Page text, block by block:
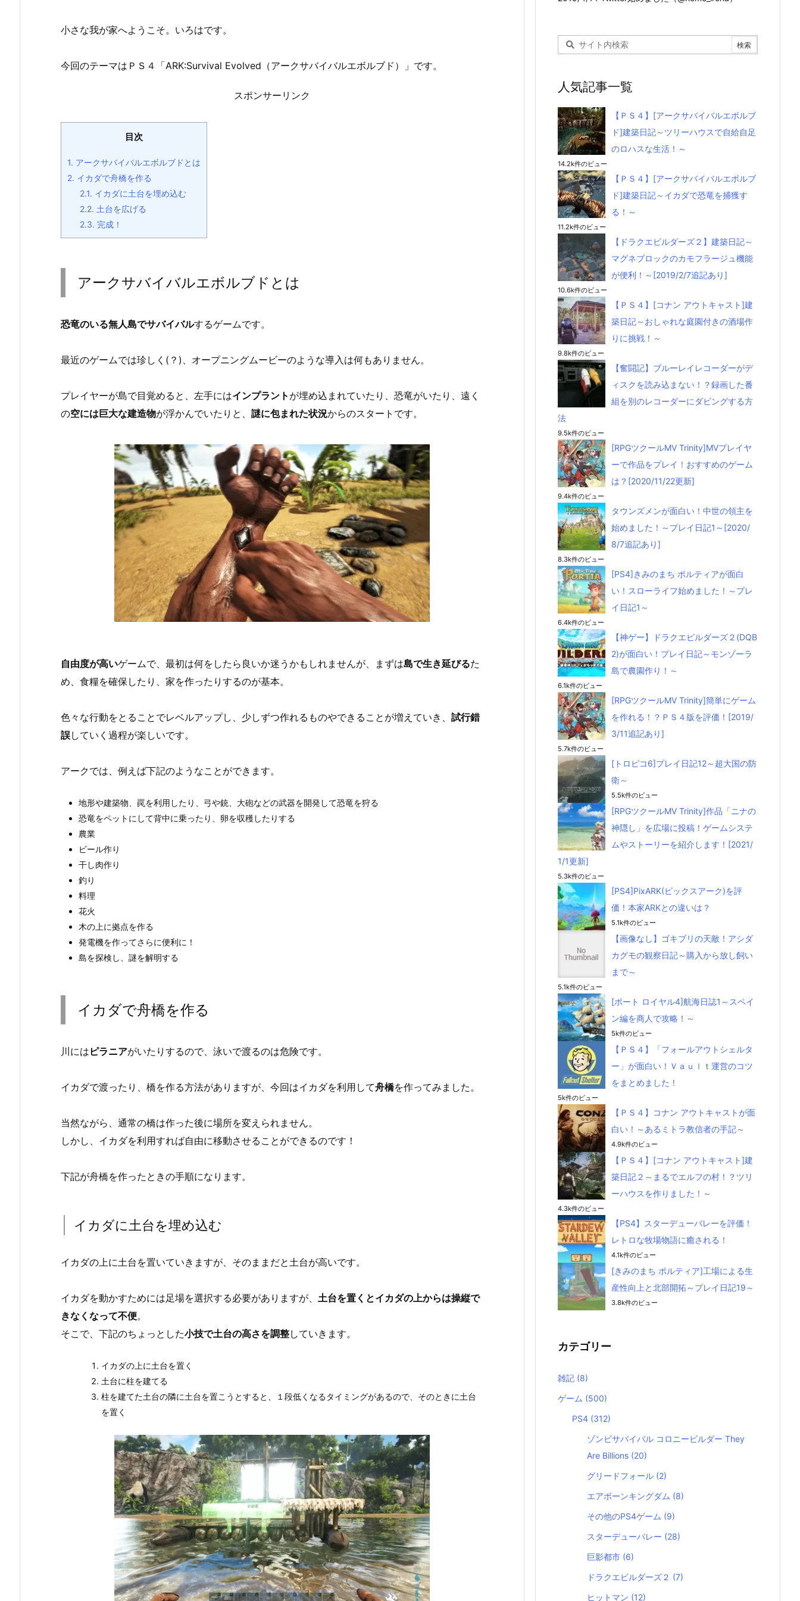
小さな我が家へようこそ。いろはです。
今回のテーマはＰＳ４「ARK:Survival Evolved（アークサバイバルエボルブド）」です。
スポンサーリンク
目次
1. アークサバイバルエボルブドとは
2. イカダで舟橋を作る
2.1. イカダに土台を埋め込む
2.2. 土台を広げる
2.3. 完成！
アークサバイバルエボルブドとは
恐竜のいる無人島でサバイバルするゲームです。
最近のゲームでは珍しく(？)、オープニングムービーのような導入は何もありません。
プレイヤーが島で目覚めると、左手にはインプラント が埋め込まれていたり、恐竜がいたり、遠く
の空には巨大な建造物が浮かんでいたりと、 謎に包まれた状況からのスタートです。
自由度が高いゲームで、最初は何をしたら良いか迷うかもしれませんが、まずは島で生き延びるた
め、食糧を確保したり、家を作ったりするのが基本。
色々な行動をとることでレベルアップし、少しずつ作れるものやできることが増えていき、 試行錯
誤していく過程が楽しいです。
アークでは、例えば下記のようなことができます。
地形や建築物、罠を利用したり、弓や銃、大砲などの武器を開発して恐竜を狩る
恐竜をペットにして背中に乗ったり、卵を収穫したりする
農業
ビール作り
干し肉作り
釣り
料理
花火
木の上に拠点を作る
発電機を作ってさらに便利に！
島を探検し、謎を解明する
イカダで舟橋を作る
川には ピラニアがいたりするので、泳いで渡るのは危険です。
イカダで渡ったり、橋を作る方法がありますが、今回はイカダを利用して舟橋を作ってみました。
当然ながら、通常の橋は作った後に場所を変えられません。
しかし、イカダを利用すれば自由に移動させることができるのです！
下記が舟橋を作ったときの手順になります。
イカダに土台を埋め込む
イカダの上に土台を置いていきますが、そのままだと土台が高いです。
イカダを動かすためには足場を選択する必要がありますが、 土台を置くとイカダの上からは操縦で
きなくなって不便。
そこで、下記のちょっとした小技で土台の高さを調整していきます。
イカダの上に土台を置く
土台に柱を建てる
柱を建てた土台の隣に土台を置こうとすると、１段低くなるタイミングがあるので、そのときに土台
を置く
人気記事一覧
【ＰＳ４】[アークサバイバルエボルブ
ド]建築日記～ツリーハウスで自給自足
のロハスな生活！～
14.2k件のビュー
【ＰＳ４】[アークサバイバルエボルブ
ド]建築日記～イカダで恐竜を捕獲す
る！～
11.2k件のビュー
【ドラクエビルダーズ２】建築日記～
マグネブロックのカモフラージュ機能
が便利！～[2019/2/7追記あり]
10.6k件のビュー
【ＰＳ４】[コナン アウトキャスト]建
築日記～おしゃれな庭園付きの酒場作
りに挑戦！～
9.8k件のビュー
【奮闘記】ブルーレイレコーダーがデ
ィスクを読み込まない！？録画した番
組を別のレコーダーにダビングする方
法
9.5k件のビュー
[RPGツクールMV Trinity]MVプレイヤ
ーで作品をプレイ！おすすめのゲーム
は？[2020/11/22更新]
9.4k件のビュー
タウンズメンが面白い！中世の領主を
始めました！～プレイ日記1～[2020/
8/7追記あり]
8.3k件のビュー
[PS4]きみのまち ポルティアが面白
い！スローライフ始めました！～プレ
イ日記1～
6.4k件のビュー
【神ゲー】ドラクエビルダーズ２(DQB
2)が面白い！プレイ日記～モンゾーラ
島で農園作り！～
6.1k件のビュー
[RPGツクールMV Trinity]簡単にゲーム
を作れる！？ＰＳ４版を評価！[2019/
3/11追記あり]
5.7k件のビュー
[トロピコ6]プレイ日記12～超大国の防
衛～
5.5k件のビュー
[RPGツクールMV Trinity]作品「ニナの
神隠し」を広場に投稿！ゲームシステ
ムやストーリーを紹介します！[2021/
1/1更新]
5.3k件のビュー
[PS4]PixARK(ピックスアーク)を評
価！本家ARKとの違いは？
5.1k件のビュー
【画像なし】ゴキブリの天敵！アシダ
カグモの観察日記～購入から放し飼い
まで～
5.1k件のビュー
[ポート ロイヤル4]航海日誌1～スペイ
ン編を商人で攻略！～
5k件のビュー
【ＰＳ４】「フォールアウトシェルタ
ー」が面白い！Ｖａｕｌｔ運営のコツ
をまとめました！
5k件のビュー
【ＰＳ４】コナン アウトキャストが面
白い！～あるミトラ教信者の手記～
4.9k件のビュー
【ＰＳ４】[コナン アウトキャスト]建
築日記２～まるでエルフの村！？ツリ
ーハウスを作りました！～
4.3k件のビュー
【PS4】スターデューバレーを評価！
レトロな牧場物語に癒される！
4.1k件のビュー
[きみのまち ポルティア]工場による生
産性向上と北部開拓～プレイ日記19～
3.8k件のビュー
カテゴリー
雑記 (8)
ゲーム (500)
PS4 (312)
ゾンビサバイバル コロニービルダー They
Are Billions (20)
グリードフォール (2)
エアボーンキングダム (8)
その他のPS4ゲーム (9)
スターデューバレー (28)
巨影都市 (6)
ドラクエビルダーズ２ (7)
ヒットマン (12)